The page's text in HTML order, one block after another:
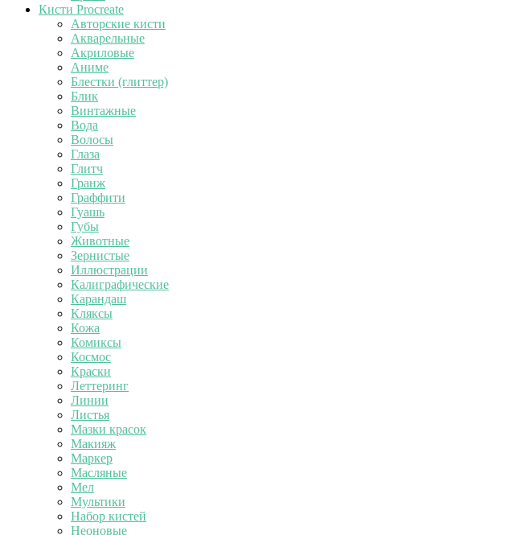
Кисти Procreate
Авторские кисти
Акварельные
Акриловые
Аниме
Блестки (глиттер)
Блик
Винтажные
Вода
Волосы
Глаза
Глитч
Гранж
Граффити
Гуашь
Губы
Животные
Зернистые
Иллюстрации
Калиграфические
Карандаш
Кляксы
Кожа
Комиксы
Космос
Краски
Леттеринг
Линии
Листья
Мазки красок
Макияж
Маркер
Масляные
Мел
Мультики
Набор кистей
Неоновые